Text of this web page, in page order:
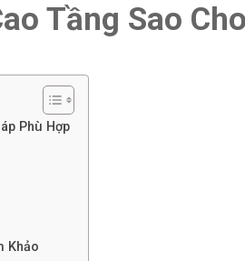
Tầng Sao
Phù Hợp
Khảo